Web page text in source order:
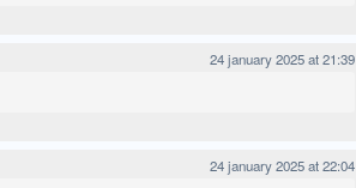
24 january 2025 at 21:39
24 january 2025 at 22:04